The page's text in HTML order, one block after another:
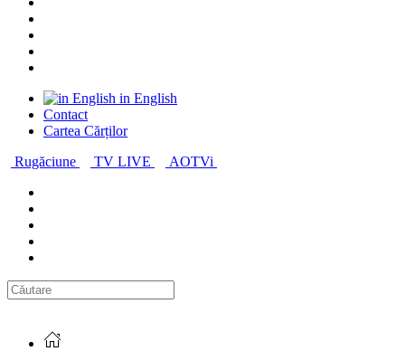
in English
Contact
Cartea Cărților
Rugăciune
TV LIVE AOTVi